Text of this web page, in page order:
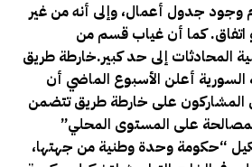
وجود جدول أعمال، وإلى أنه من غير
اتفاق. كما أن غياب قسم من
المحادثات إلى حد كبير.خارطة طريق
أعلن الأسبوع الماضي أن
المشاركون على خارطة طريق تتضمن
على المستوى المحلي”
“حكومة وحدة وطنية من جهتها،